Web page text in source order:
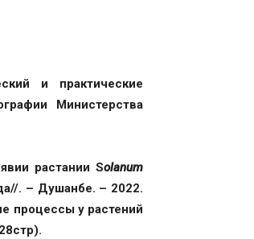
и практические
Министерства
растании Solanum
. – Душанбе. – 2022.
процессы у растений